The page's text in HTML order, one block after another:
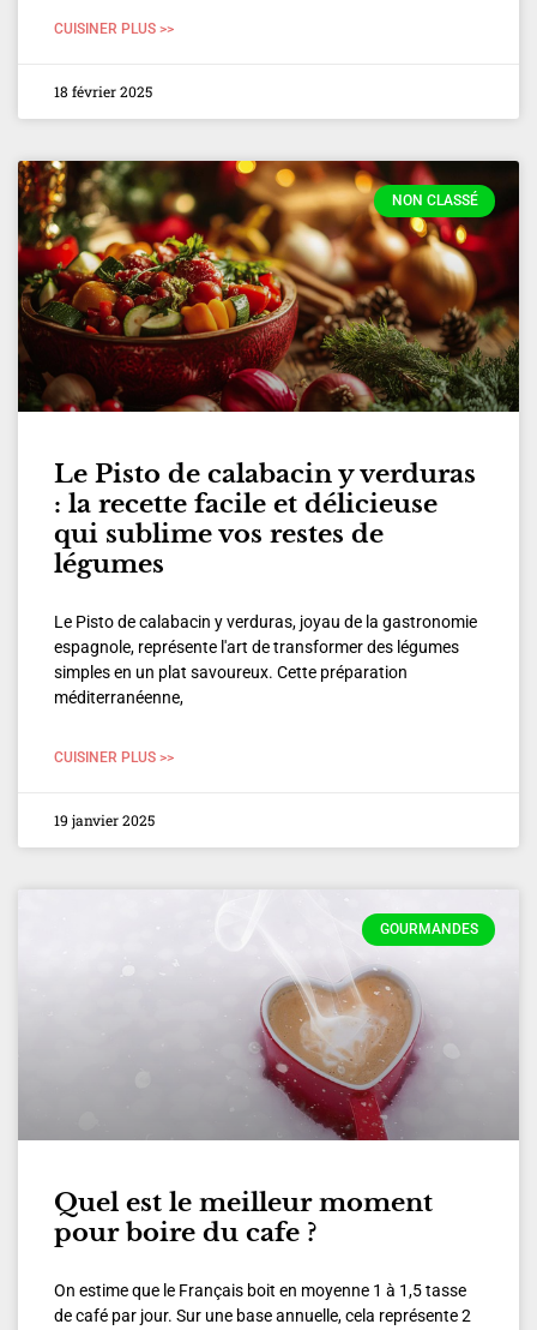
CUISINER PLUS >>
18 février 2025
NON CLASSÉ
Le Pisto de calabacin y verduras
: la recette facile et délicieuse
qui sublime vos restes de
légumes
Le Pisto de calabacin y verduras, joyau de la gastronomie
espagnole, représente l'art de transformer des légumes
simples en un plat savoureux. Cette préparation
méditerranéenne,
CUISINER PLUS >>
19 janvier 2025
GOURMANDES
Quel est le meilleur moment
pour boire du cafe ?
On estime que le Français boit en moyenne 1 à 1,5 tasse
de café par jour. Sur une base annuelle, cela représente 2